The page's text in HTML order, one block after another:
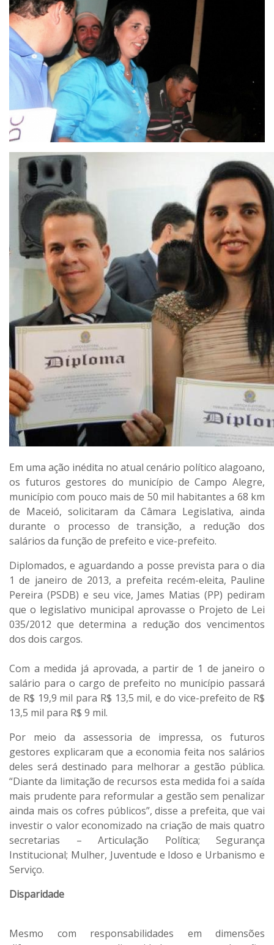
Em uma ação inédita no atual cenário político alagoano,
os futuros gestores do município de Campo Alegre,
município com pouco mais de 50 mil habitantes a 68 km
de Maceió, solicitaram da Câmara Legislativa, ainda
durante o processo de transição, a redução dos
salários da função de prefeito e vice-prefeito.
Diplomados, e aguardando a posse prevista para o dia
1 de janeiro de 2013, a prefeita recém-eleita, Pauline
Pereira (PSDB) e seu vice, James Matias (PP) pediram
que o legislativo municipal aprovasse o Projeto de Lei
035/2012 que determina a redução dos vencimentos
dos dois cargos.
Com a medida já aprovada, a partir de 1 de janeiro o
salário para o cargo de prefeito no município passará
de R$ 19,9 mil para R$ 13,5 mil, e do vice-prefeito de R$
13,5 mil para R$ 9 mil.
Por meio da assessoria de impressa, os futuros
gestores explicaram que a economia feita nos salários
deles será destinado para melhorar a gestão pública.
“Diante da limitação de recursos esta medida foi a saída
mais prudente para reformular a gestão sem penalizar
ainda mais os cofres públicos”, disse a prefeita, que vai
investir o valor economizado na criação de mais quatro
secretarias – Articulação Política; Segurança
Institucional; Mulher, Juventude e Idoso e Urbanismo e
Serviço.
Disparidade
Mesmo com responsabilidades em dimensões